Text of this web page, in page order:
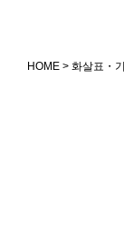
HOME > 화살표・